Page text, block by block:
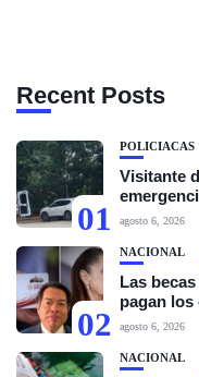
Recent Posts
01
POLICIACAS
Visitante
agosto 6, 2026
02
NACIONAL
Las
pagan
agosto 6, 2026
NACIONAL